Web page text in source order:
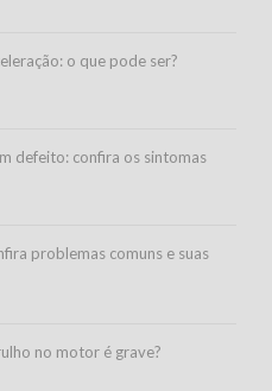
o que pode ser?
defeito: confira os sintomas
problemas comuns e suas
no motor é grave?